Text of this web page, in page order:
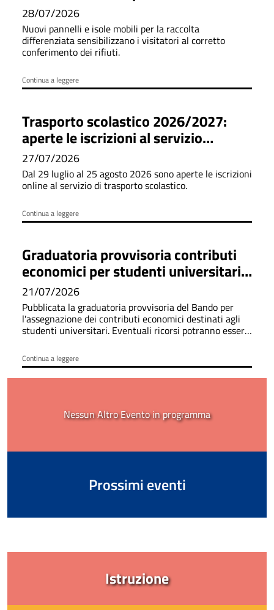
dell'ambiente
28/07/2026
Nuovi pannelli e isole mobili per la raccolta
differenziata sensibilizzano i visitatori al corretto
conferimento dei rifiuti.
Continua a leggere
Trasporto scolastico 2026/2027:
aperte le iscrizioni al servizio
scuolabus
27/07/2026
Dal 29 luglio al 25 agosto 2026 sono aperte le iscrizioni
online al servizio di trasporto scolastico.
Continua a leggere
Graduatoria provvisoria contributi
economici per studenti universitari
a.a. 2024-2025
21/07/2026
Pubblicata la graduatoria provvisoria del Bando per
l'assegnazione dei contributi economici destinati agli
studenti universitari. Eventuali ricorsi potranno essere
Continua a leggere
Nessun Altro Evento in programma
Prossimi eventi
Istruzione